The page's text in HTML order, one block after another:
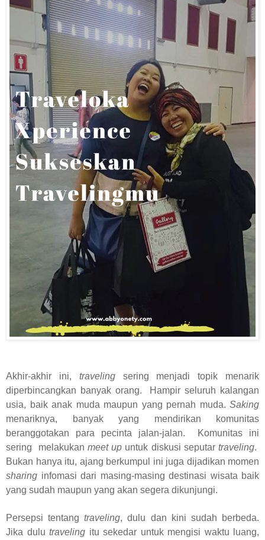
Akhir-akhir ini, travelingsering menjadi topik menarik
diperbincangkan banyak orang.
Hampir seluruh kalangan
usia, baik anak muda maupun yang pernah muda. Saking
menariknya, banyak yang mendirikan komunitas
beranggotakan para pecinta jalan-jalan.
Komunitas ini
sering
melakukan meet up untuk diskusi seputar traveling.
Bukan hanya itu, ajang berkumpul ini juga dijadikan momen
sharing infomasi dari masing-masing destinasi wisata baik
yang sudah maupun yang akan segera dikunjungi.
Persepsi tentangtraveling, dulu dan kini sudah berbeda.
Jika dulu traveling itu sekedar untuk mengisi waktu luang,